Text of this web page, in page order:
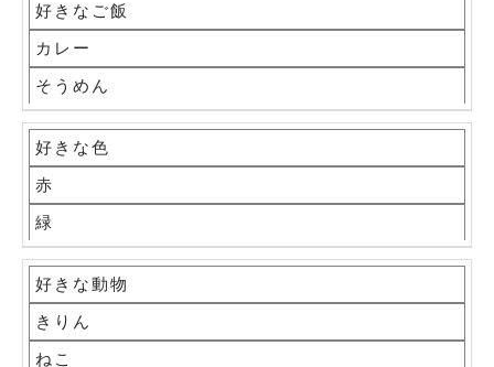
好きなご飯
カレー
そうめん
好きな色
赤
緑
好きな動物
きりん
ねこ